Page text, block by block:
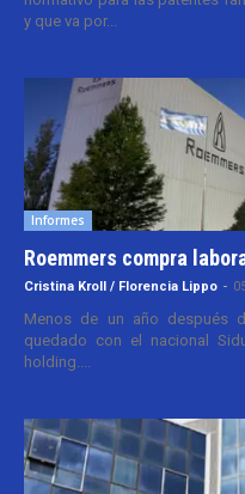
y que va por...
Informes
Roemmers compra
Cristina Kroll / Florencia Lippo -
Menos de un año después
quedado con el nacional
holding....